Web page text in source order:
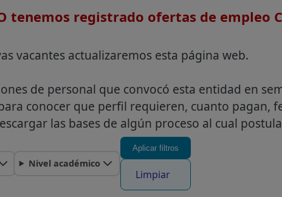
tenemos registrado ofertas de empleo
vacantes actualizaremos esta página web.
de personal que convocó esta entidad en
conocer que perfil requieren, cuanto pagan,
las bases de algún proceso al cual
Nivel académico
Aplicar filtros
Limpiar